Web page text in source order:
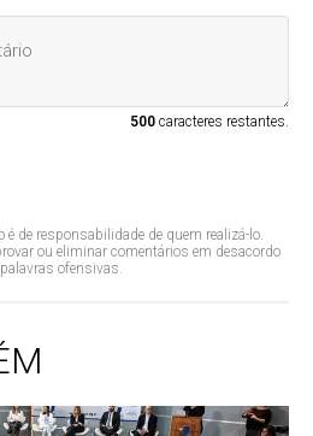
500caracteres restantes.
de responsabilidade de quem realizá-lo.
ou eliminar comentários em desacordo
ofensivas.